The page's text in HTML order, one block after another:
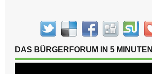
DAS BÜRGERFORUM IN 5 MINUTEN